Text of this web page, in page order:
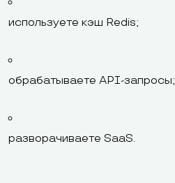
используете кэш Redis;
обрабатываете API-запросы;
разворачиваете SaaS.